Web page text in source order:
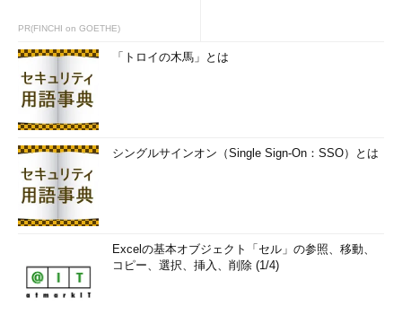
PR(FINCHI on GOETHE)
「トロイの木馬」とは
シングルサインオン（Single Sign-On：SSO）とは
Excelの基本オブジェクト「セル」の参照、移動、
コピー、選択、挿入、削除 (1/4)